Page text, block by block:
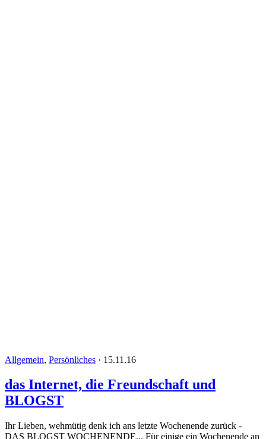
Allgemein, Persönliches · 15.11.16
das Internet, die Freundschaft und
BLOGST
Ihr Lieben, wehmütig denk ich ans letzte Wochenende zurück -
DAS BLOGST WOCHENENDE... Für einige ein Wochenende an